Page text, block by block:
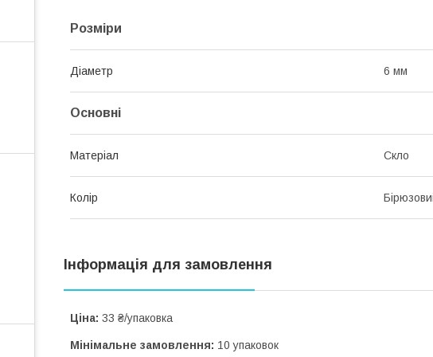
Розміри
Діаметр 6 мм
Основні
Матеріал Скло
Колір
Інформація для замовлення
Ціна: 33 ₴/упаковка
Мінімальне замовлення: 10 упаковок